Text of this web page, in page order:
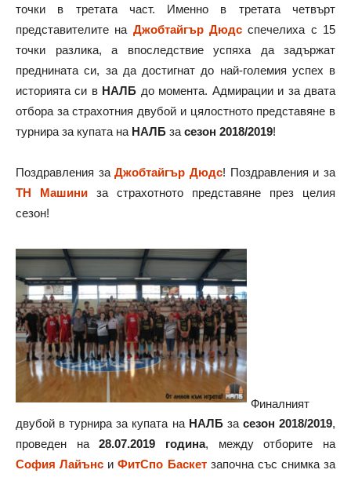
точки в третата част. Именно в третата четвърт
представителите на Джобтайгър Дюдс спечелиха с 15
точки разлика, а впоследствие успяха да задържат
преднината си, за да достигнат до най-големия успех в
историята си в НАЛБ до момента. Адмирации и за двата
отбора за страхотния двубой и цялостното представяне в
турнира за купата на НАЛБ за сезон 2018/2019!
Поздравления заДжобтайгър Дюдс! Поздравления и за
ТН Машини за страхотното представяне през целия
сезон!
Финалният
двубой в турнира за купата на НАЛБза сезон 2018/2019,
проведен на28.07.2019 година, между отборите на
София Лайънс иФитСпо Баскетзапочна със снимка за